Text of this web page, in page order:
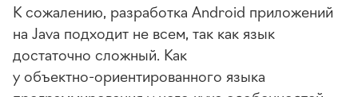
К сожалению, разработка Android приложений
на Java подходит не всем, так как язык
достаточно сложный. Как
уобъектно-ориентированного языка